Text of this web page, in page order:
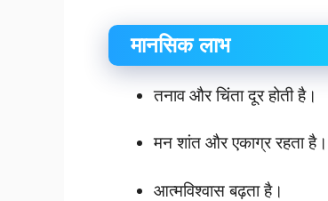
मानसिक लाभ
तनाव और चिंता दूर होती है।
मन शांत और एकाग्र रहता है।
आत्मविश्वास बढ़ता है।